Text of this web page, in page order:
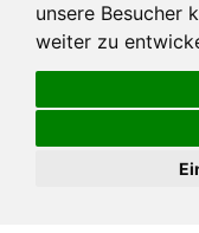
unsere Besucher
weiter zu